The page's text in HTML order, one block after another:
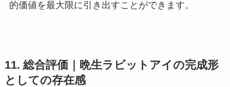
的価値を最大限に引き出すことができます。
11. 総合評価｜晩生ラビットアイの完成形
としての存在感